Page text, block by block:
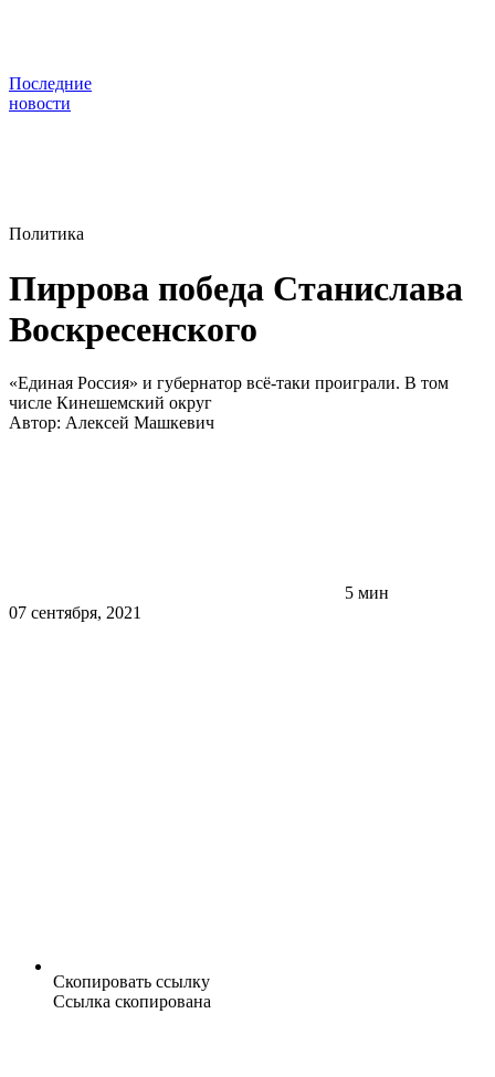
Последние
новости
Политика
Пиррова победа Станислава
Воскресенского
«Единая Россия» и губернатор всё-таки проиграли. В том
числе Кинешемский округ
Автор: Алексей Машкевич
5 мин
07 сентября, 2021
Скопировать ссылку
Ссылка скопирована